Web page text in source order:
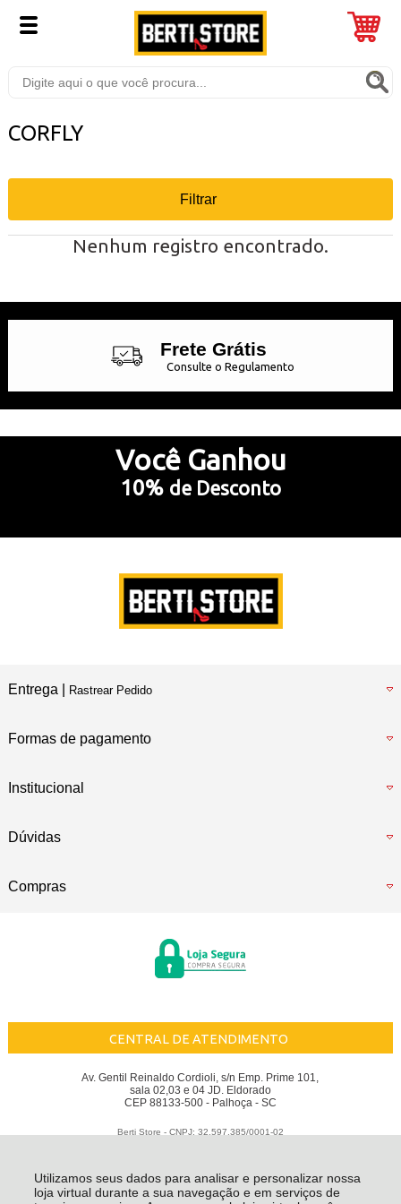
Utilizamos seus dados para analisar e personalizar nossa
loja virtual durante a sua navegação e em serviços de
CORFLY
Filtrar
Nenhum registro encontrado.
Frete Grátis
Consulte o Regulamento
no Cartão de Crédito
5% Desconto
Você Ganhou
10% de Desconto
Entrega | Rastrear Pedido
Formas de pagamento
Institucional
Dúvidas
Compras
CENTRAL DE ATENDIMENTO
Av. Gentil Reinaldo Cordioli, s/n Emp. Prime 101,
sala 02,03 e 04 JD. Eldorado
CEP 88133-500 - Palhoça - SC
Berti Store - CNPJ: 32.597.385/0001-02